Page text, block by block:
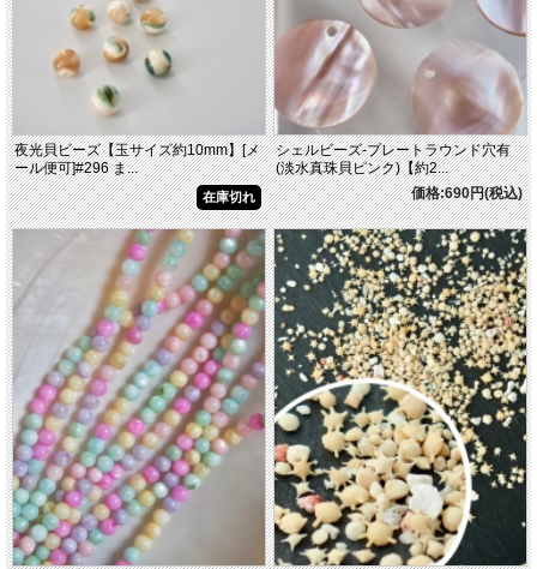
夜光貝ビーズ【玉サイズ約10mm】[メ
ール便可]#296 ま...
在庫切れ
シェルビーズ-プレートラウンド穴有
(淡水真珠貝ピンク)【約2...
価格:690円(税込)